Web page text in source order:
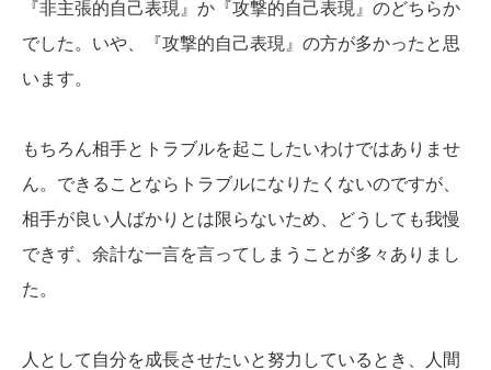
『非主張的自己表現』か『攻撃的自己表現』のどちらか
でした。いや、『攻撃的自己表現』の方が多かったと思
います。
もちろん相手とトラブルを起こしたいわけではありませ
ん。できることならトラブルになりたくないのですが、
相手が良い人ばかりとは限らないため、どうしても我慢
できず、余計な一言を言ってしまうことが多々ありまし
た。
人として自分を成長させたいと努力しているとき、人間